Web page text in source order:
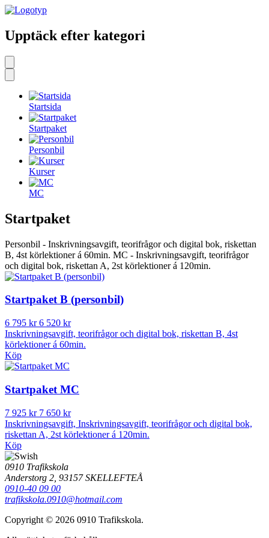
Upptäck efter kategori
Startsida
Startpaket
Personbil
Kurser
MC
Startpaket
Personbil - Inskrivningsavgift, teorifrågor och digital bok, riskettan
B, 4st körlektioner á 60min. MC - Inskrivningsavgift, teorifrågor
och digital bok, riskettan A, 2st körlektioner á 120min.
Startpaket B (personbil)
6 795 kr6 520 kr
Inskrivningsavgift, teorifrågor och digital bok, riskettan B, 4st
körlektioner á 60min.
Köp
Startpaket MC
7 925 kr 7 650 kr
Inskrivningsavgift, Inskrivningsavgift, teorifrågor och digital bok,
riskettan A, 2st körlektioner á 120min.
Köp
0910 Trafikskola
Anderstorg 2, 93157 SKELLEFTEÅ
0910-40 09 00
trafikskola.0910@hotmail.com
Copyright © 2026 0910 Trafikskola.